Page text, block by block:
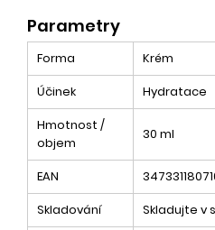
Parametry
Forma
Krém
Účinek
Hydratace
Hmotnost /
objem
30 ml
EAN
Skladování
Skladujte v